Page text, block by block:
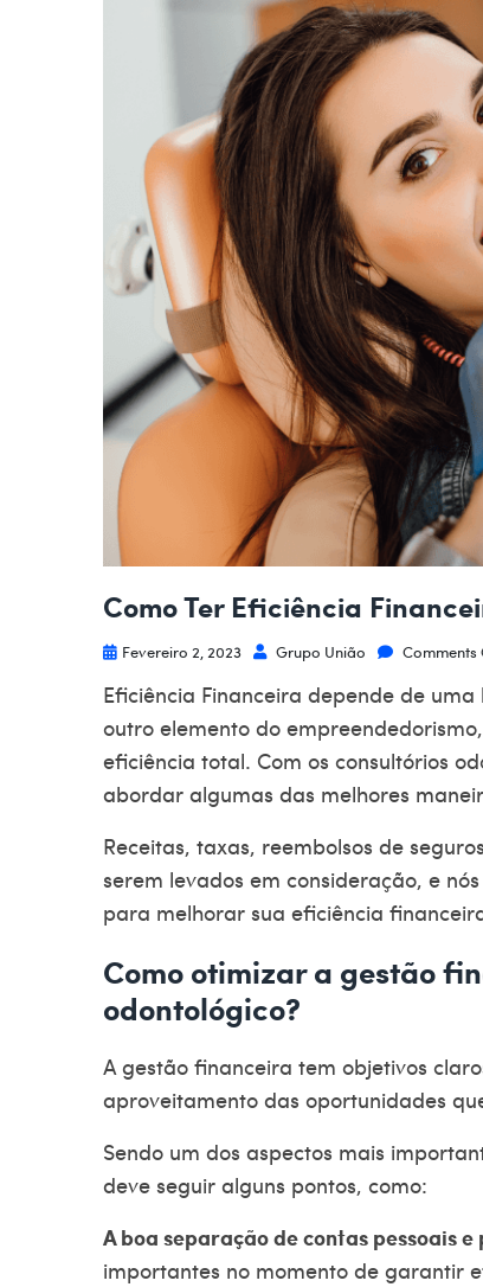
Como Ter Eficiência
Fevereiro 2, 2023 Grupo União Comments
Eficiência Financeira depende de
outro elemento do
eficiência total. Com os consultórios
abordar algumas das melhores
Receitas, taxas, reembolsos de
serem levados em consideração, e
para melhorar sua eficiência
Como otimizar a gestão
odontológico?
A gestão financeira tem objetivos
aproveitamento das oportunidades
Sendo um dos aspectos mais
deve seguir alguns pontos, como:
A boa separação de contas pessoais
importantes no momento de garantir